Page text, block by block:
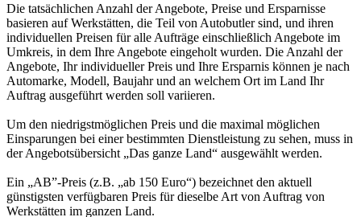
Die tatsächlichen Anzahl der Angebote, Preise und Ersparnisse
basieren auf Werkstätten, die Teil von Autobutler sind, und ihren
individuellen Preisen für alle Aufträge einschließlich Angebote im
Umkreis, in dem Ihre Angebote eingeholt wurden. Die Anzahl der
Angebote, Ihr individueller Preis und Ihre Ersparnis können je nach
Automarke, Modell, Baujahr und an welchem Ort im Land Ihr
Auftrag ausgeführt werden soll variieren.
Um den niedrigstmöglichen Preis und die maximal möglichen
Einsparungen bei einer bestimmten Dienstleistung zu sehen, muss in
der Angebotsübersicht „Das ganze Land“ ausgewählt werden.
Ein „AB”-Preis (z.B. „ab 150 Euro“) bezeichnet den aktuell
günstigsten verfügbaren Preis für dieselbe Art von Auftrag von
Werkstätten im ganzen Land.